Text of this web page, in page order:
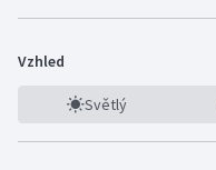
Vzhled
Světlý